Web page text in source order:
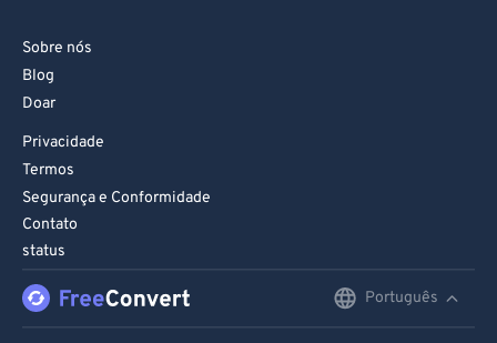
Sobre nós
Blog
Doar
Privacidade
Termos
Segurança e Conformidade
Contato
status
Português